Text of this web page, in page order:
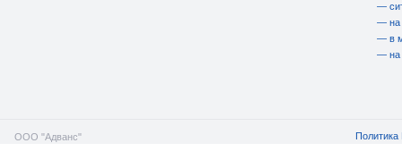
—
— на
— в
— на
ООО "Адванс" Политика